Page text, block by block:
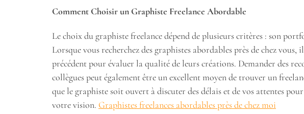
Comment Choisir un Graphiste Freelance Abordable
Le choix du graphiste freelance dépend de plusieurs critères : son
Lorsque vous recherchez des graphistes abordables près de chez
précédent pour évaluer la qualité de leurs créations. Demander des
collègues peut également être un excellent moyen de trouver un
que le graphiste soit ouvert à discuter des délais et de vos attentes
votre vision. Graphistes freelances abordables près de chez moi